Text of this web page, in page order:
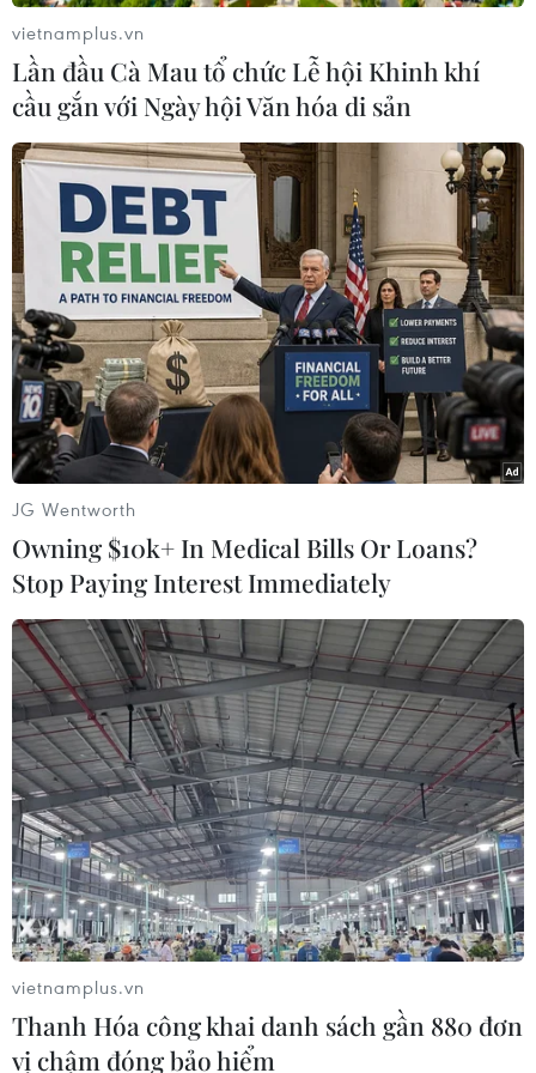
#Kremlin #Tấn công mạng
#Mạng lưới điện
#New York times
Theo dõi VietnamPlus
TIN LIÊN QUAN
vietnamplus.vn
Lần đầu Cà Mau tổ chức Lễ hội Khinh khí
cầu gắn với Ngày hội Văn hóa di sản
JG Wentworth
Owning $10k+ In Medical Bills Or Loans?
Stop Paying Interest Immediately
vietnamplus.vn
Thanh Hóa công khai danh sách gần 880 đơn
vị chậm đóng bảo hiểm